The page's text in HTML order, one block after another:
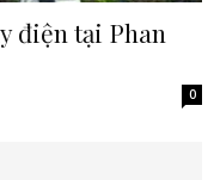
điện tại Phan
0